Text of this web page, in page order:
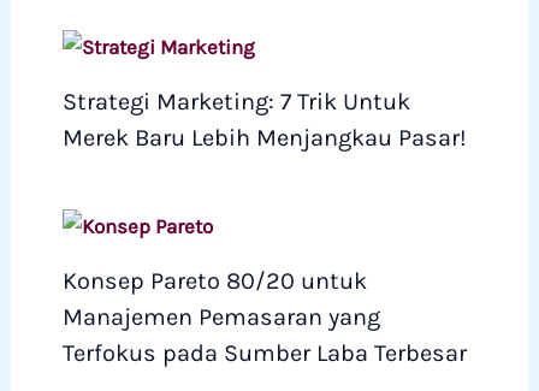
Strategi Marketing: 7 Trik Untuk
Merek Baru Lebih Menjangkau Pasar!
Konsep Pareto 80/20 untuk
Manajemen Pemasaran yang
Terfokus pada Sumber Laba Terbesar